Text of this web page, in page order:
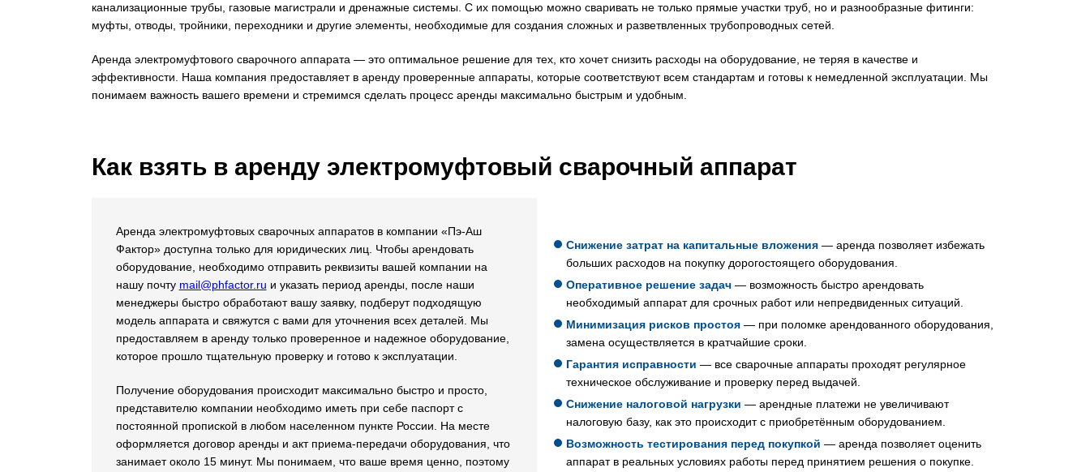
канализационные трубы, газовые магистрали и дренажные системы. С их помощью можно сваривать не только прямые участки труб, но и разнообразные фитинги:
муфты, отводы, тройники, переходники и другие элементы, необходимые для создания сложных и разветвленных трубопроводных сетей.
Аренда электромуфтового сварочного аппарата — это оптимальное решение для тех, кто хочет снизить расходы на оборудование, не теряя в качестве и
эффективности. Наша компания предоставляет в аренду проверенные аппараты, которые соответствуют всем стандартам и готовы к немедленной эксплуатации. Мы
понимаем важность вашего времени и стремимся сделать процесс аренды максимально быстрым и удобным.
Как взять в аренду электромуфтовый сварочный аппарат
Аренда электромуфтовых сварочных аппаратов в компании «Пэ-Аш
Фактор» доступна только для юридических лиц. Чтобы арендовать
оборудование, необходимо отправить реквизиты вашей компании на
нашу почту mail@phfactor.ru и указать период аренды, после наши
менеджеры быстро обработают вашу заявку, подберут подходящую
модель аппарата и свяжутся с вами для уточнения всех деталей. Мы
предоставляем в аренду только проверенное и надежное оборудование,
которое прошло тщательную проверку и готово к эксплуатации.
Получение оборудования происходит максимально быстро и просто,
представителю компании необходимо иметь при себе паспорт с
постоянной пропиской в любом населенном пункте России. На месте
оформляется договор аренды и акт приема-передачи оборудования, что
занимает около 15 минут. Мы понимаем, что ваше время ценно, поэтому
Снижение затрат на капитальные вложения— аренда позволяет избежать
больших расходов на покупку дорогостоящего оборудования.
Оперативное решение задач— возможность быстро арендовать
необходимый аппарат для срочных работ или непредвиденных ситуаций.
Минимизация рисков простоя— при поломке арендованного оборудования,
замена осуществляется в кратчайшие сроки.
Гарантия исправности — все сварочные аппараты проходят регулярное
техническое обслуживание и проверку перед выдачей.
Снижение налоговой нагрузки — арендные платежи не увеличивают
налоговую базу, как это происходит с приобретённым оборудованием.
Возможность тестирования перед покупкой — аренда позволяет оценить
аппарат в реальных условиях работы перед принятием решения о покупке.